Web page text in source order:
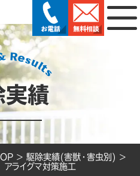
実績
> 駆除実績(害獣・害虫別) >
ライグマ対策施工